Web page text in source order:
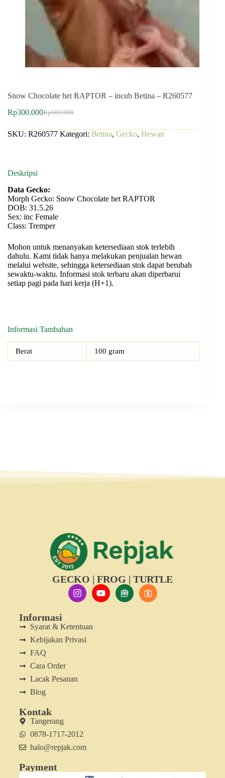
Snow Chocolate het RAPTOR – incub Betina – R260577
Rp600.000
Rp300.000
SKU: R260577 Kategori: Betina, Gecko, Hewan
Deskripsi
Data Gecko:
Morph Gecko: Snow Chocolate het RAPTOR
DOB: 31.5.26
Sex: inc Female
Class: Tremper
Mohon untuk menanyakan ketersediaan stok terlebih
dahulu. Kami tidak hanya melakukan penjualan hewan
melalui website, sehingga ketersediaan stok dapat berubah
sewaktu-waktu. Informasi stok terbaru akan diperbarui
setiap pagi pada hari kerja (H+1).
Informasi Tambahan
Berat 100 gram
GECKO | FROG | TURTLE
Informasi
Syarat & Ketentuan
Kebijakan Privasi
FAQ
Cara Order
Lacak Pesanan
Blog
Kontak
Tangerang
0878-1717-2012
halo@repjak.com
Payment